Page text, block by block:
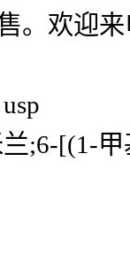
。欢迎
;6-[(1-